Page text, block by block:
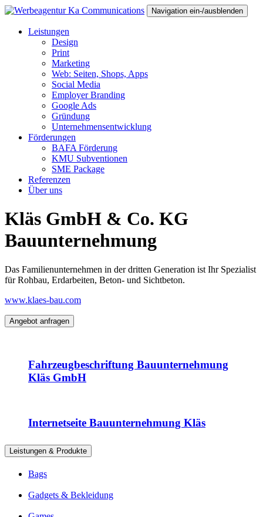
Navigation ein-/ausblenden
Leistungen
Design
Print
Marketing
Web: Seiten, Shops, Apps
Social Media
Employer Branding
Google Ads
Gründung
Unternehmensentwicklung
Förderungen
BAFA Förderung
KMU Subventionen
SME Package
Referenzen
Über uns
Kläs GmbH & Co. KG
Bauunternehmung
Das Familienunternehmen in der dritten Generation ist Ihr Spezialist
für Rohbau, Erdarbeiten, Beton- und Sichtbeton.
www.klaes-bau.com
Angebot anfragen
Fahrzeugbeschriftung Bauunternehmung
Kläs GmbH
Internetseite Bauunternehmung Kläs
Leistungen & Produkte
Bags
Gadgets & Bekleidung